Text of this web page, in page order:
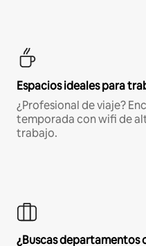
Espacios ideales para
¿Profesional de viaje?
temporada con wifi de
trabajo.
¿Buscas departamentos